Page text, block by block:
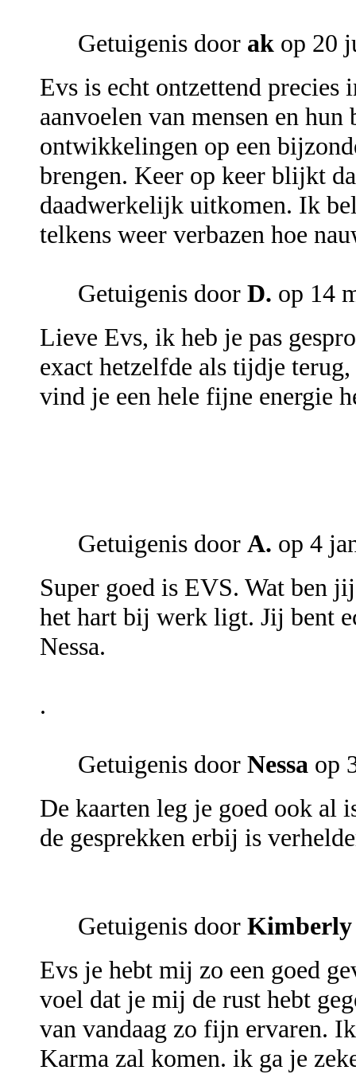
Getuigenis door ak op 20
Evs is echt ontzettend precies
aanvoelen van mensen en
ontwikkelingen op een
brengen. Keer op keer blijkt
daadwerkelijk uitkomen. Ik
telkens weer verbazen hoe
Getuigenis door D. op 14
Lieve Evs, ik heb je pas
exact hetzelfde als tijdje
vind je een hele fijne energie
Getuigenis door A. op 4
Super goed is EVS. Wat ben
het hart bij werk ligt. Jij bent
Nessa.
.
Getuigenis door Nessa op
De kaarten leg je goed ook al
de gesprekken erbij is
Getuigenis door Kimberly
Evs je hebt mij zo een goed
voel dat je mij de rust hebt
van vandaag zo fijn ervaren.
Karma zal komen. ik ga je